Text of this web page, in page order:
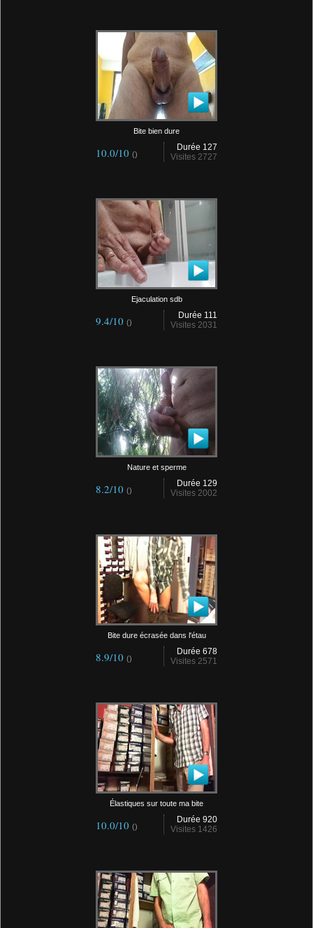
Bite bien dure
Durée 127
Visites 2727
10.0/10 ()
Ejaculation sdb
Durée 111
Visites 2031
9.4/10 ()
Nature et sperme
Durée 129
Visites 2002
8.2/10 ()
Bite dure écrasée dans l'étau
Durée 678
Visites 2571
8.9/10 ()
Élastiques sur toute ma bite
Durée 920
Visites 1426
10.0/10 ()